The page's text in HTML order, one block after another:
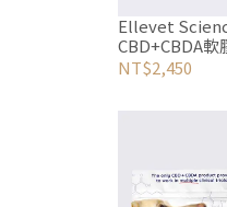
Ellevet
CBD+CBDA軟
NT$2,450